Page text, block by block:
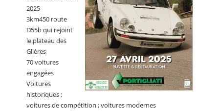
2025
3km450 route
D55b qui rejoint
le plateau des
Glières
70 voitures
engagées
Voitures
historiques ;
voitures de compétition ; voitures modernes